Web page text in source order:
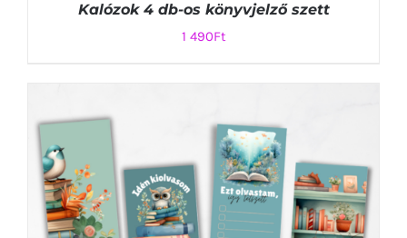
KOSÁRBA TESZEM
/
RÉSZLETEK
Kalózok 4 db-os könyvjelző szett
1 490Ft